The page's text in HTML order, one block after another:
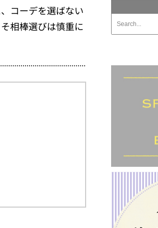
コーデを選ばない
相棒選びは慎重に